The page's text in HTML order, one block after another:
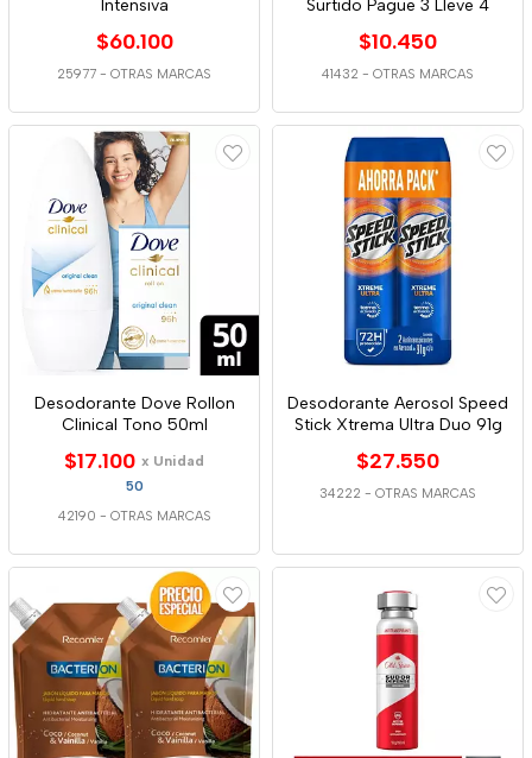
Intensiva
$60.100
25977 - OTRAS MARCAS
Surtido Pague 3 Lleve 4
$10.450
41432 - OTRAS MARCAS
Desodorante Dove Rollon
Clinical Tono 50ml
$17.100 x Unidad
50
42190 - OTRAS MARCAS
Desodorante Aerosol Speed
Stick Xtrema Ultra Duo 91g
$27.550
34222 - OTRAS MARCAS